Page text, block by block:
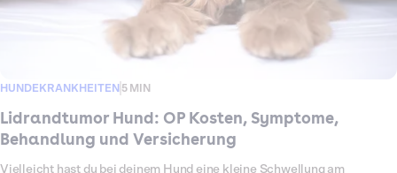
HUNDEKRANKHEITEN 5 MIN
Lidrandtumor Hund: OP Kosten, Symptome,
Behandlung und Versicherung
Vielleicht hast du bei deinem Hund eine kleine Schwellung am